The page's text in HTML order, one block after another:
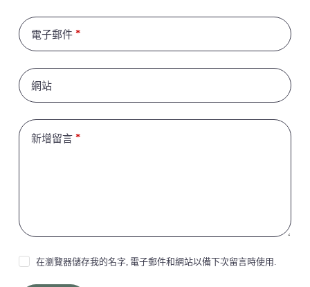
電子郵件*
網站
新增留言*
在瀏覽器儲存我的名字, 電子郵件和網站以備下次留言時使用.